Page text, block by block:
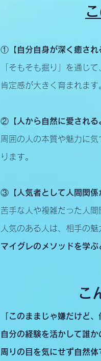
①【自分自身が深く癒され
「そもそも掘り」を通じ
肯定感が大きく育まれます
②【人から自然に愛される
周囲の人の本質や魅力に
ります。
③【人気者として人間関係
苦手な人や複雑だった人
人気のある人は、相手の魅
マイグレのメソッドを学ぶ
こ
「このままじゃ嫌だけど
自分の経験を活かして誰か
周りの目を気にせず自然体